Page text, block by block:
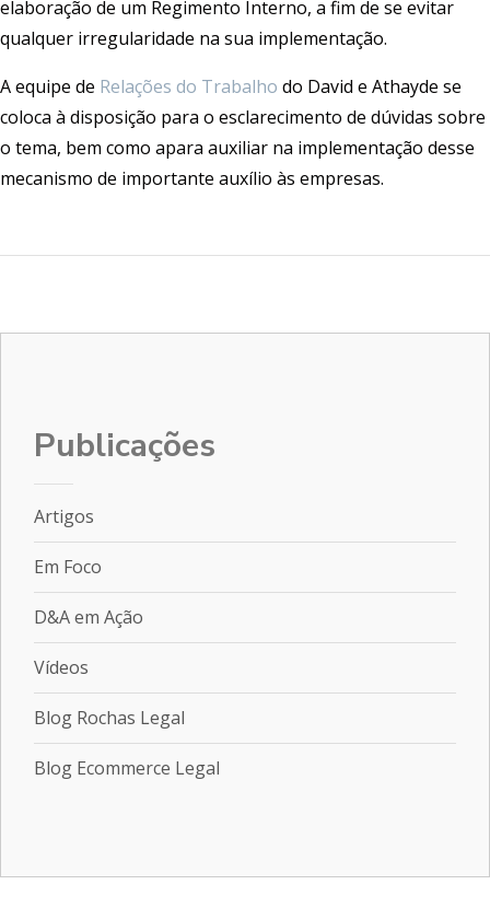
elaboração de um Regimento Interno, a fim de se evitar
qualquer irregularidade na sua implementação.
A equipe de Relações do Trabalho do David e Athayde se
coloca à disposição para o esclarecimento de dúvidas sobre
o tema, bem como apara auxiliar na implementação desse
mecanismo de importante auxílio às empresas.
Publicações
Artigos
Em Foco
D&A em Ação
Vídeos
Blog Rochas Legal
Blog Ecommerce Legal